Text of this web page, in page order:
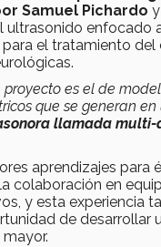
Samuel Pichardo
ultrasonido enfocado
el tratamiento del
proyecto es el de
que se generan en
llamada multi-
aprendizajes para
colaboración en
y esta experiencia
de desarrollar